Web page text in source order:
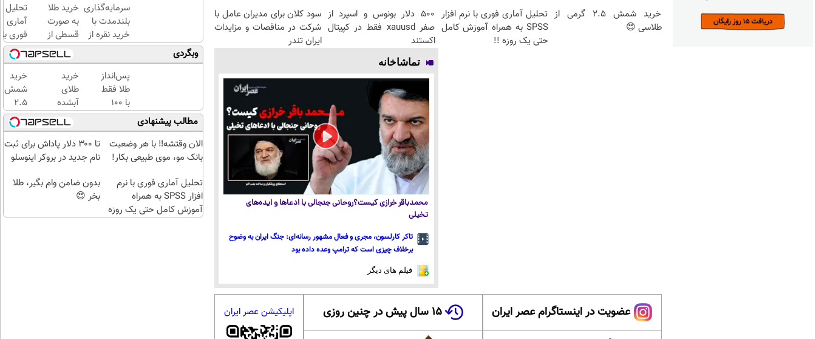
خرید شمش 2.5 گرمی از
طلاسی 😍
تحلیل آماری فوری با نرم افزار
SPSS به همراه آموزش کامل
حتی یک روزه !!
۵۰۰ دلار بونوس و اسپرد از
صفر xauusd فقط در کپیتال
اکستند
سود کلان برای مدیران عامل با
شرکت در مناقصات و مزایدات
ایران تندر
تماشاخانه
محمدباقر خرازی کیست؟روحانی جنجالی با ادعاها و ایده‌های
تخیلی
تاکر کارلسون، مجری و فعال مشهور رسانه‌ای: جنگ ایران به وضوح
برخلاف چیزی است که ترامپ وعده داده بود
فیلم های دیگر
عضویت در اینستاگرام عصر ایران ۱۵ سال پیش در چنین روزی اپلیکیشن عصر ایران
سرمایه‌گذاری
بلندمدت با
خرید نقره از
دیجی‌کالا
خرید طلا
به صورت
قسطی از
دیجی‌کالا
(
پرداخت
12 ماهه
)
تحلیل
آماری
فوری با
نرم
افزار
SPSS
به
همراه
آموزش
کامل
حتی
یک
وبگردی
پس‌انداز
طلا فقط
با ۱۰۰
هزارتومان
(امن و
راحت)
خرید
طلای
آبشده
حتی با
۱۰۰هزارتومان
خرید
شمش
2.5
گرمی
از
طلاسی
😍
مطالب پیشنهادی
الان وقتشه‼️ با هر وضعیت
بانک مو، موی طبیعی بکار!
تا ۳۰۰ دلار پاداش برای ثبت
نام جدید در بروکر اینوسلو
تحلیل آماری فوری با نرم
افزار SPSS به همراه
آموزش کامل حتی یک روزه
بدون ضامن وام بگیر، طلا
بخر 😍